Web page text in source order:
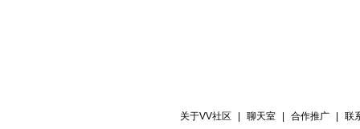
关于VV社区 聊天室 合作推广 联